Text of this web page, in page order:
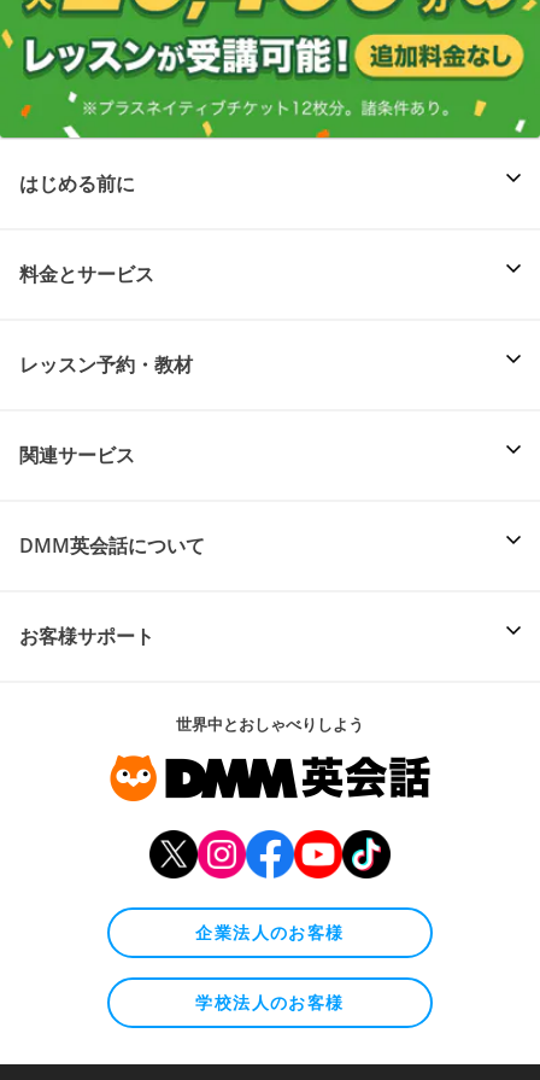
はじめる前に
料金とサービス
レッスン予約・教材
関連サービス
DMM英会話について
お客様サポート
世界中とおしゃべりしよう
企業法人のお客様
学校法人のお客様